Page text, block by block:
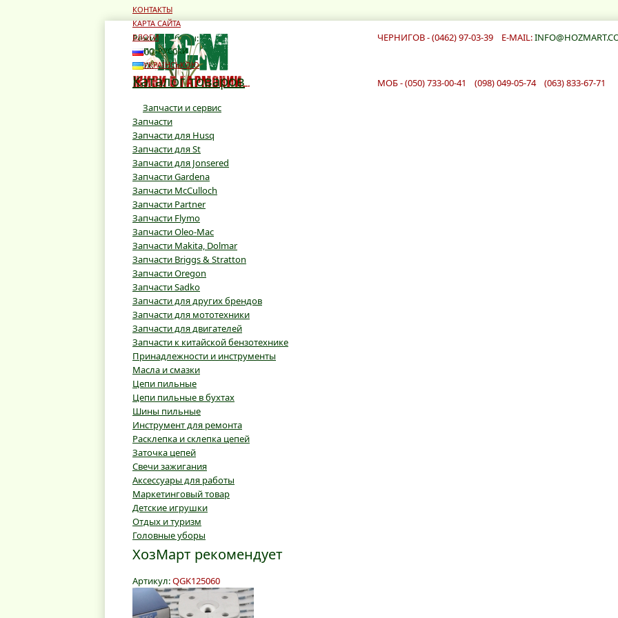
Режим работы:
10:00 - 19:00
10:00 - 16:00
ЧЕРНИГОВ - (0462) 97-03-39 E-MAIL:
Каталог товаров
Запчасти и сервис
Запчасти
Запчасти для Husq
Запчасти для St
Запчасти для Jonsered
Запчасти Gardena
Запчасти McCulloch
Запчасти Partner
Запчасти Flymo
Запчасти Oleo-Mac
Запчасти Makita, Dolmar
Запчасти Briggs & Stratton
Запчасти Oregon
Запчасти Sadko
Запчасти для других брендов
Запчасти для мототехники
Запчасти для двигателей
Запчасти к китайской бензотехнике
Принадлежности и инструменты
Масла и смазки
Цепи пильные
Цепи пильные в бухтах
Шины пильные
Инструмент для ремонта
Расклепка и склепка цепей
Заточка цепей
Свечи зажигания
Аксессуары для работы
Маркетинговый товар
Детские игрушки
Отдых и туризм
Головные уборы
ХозМарт рекомендует
Артикул:QGK125060
МОБ - (050) 733-00-41 (098) 049-05-74 (063) 833-67-71
КОНТАКТЫ
КАРТА САЙТА
БЛОГИ
ПО-РУССКИ
УКРАЇНСЬКОЮ